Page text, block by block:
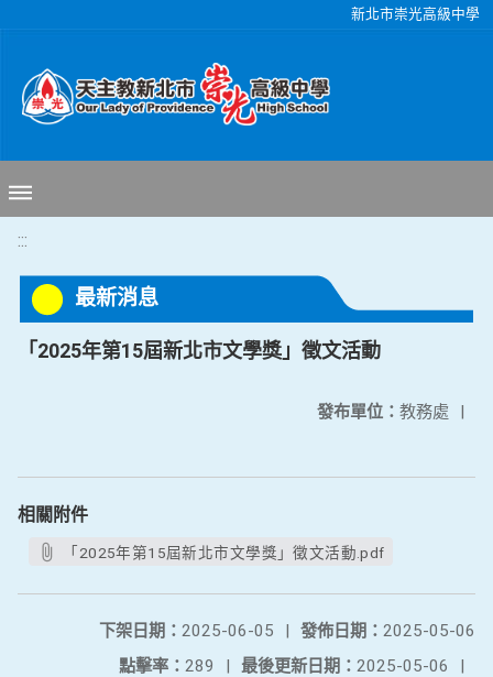
新北市崇光高級中學
:::
最新消息
「2025年第15屆新北市文學獎」徵文活動
發布單位： 教務處 |
相關附件
「2025年第15屆新北市文學獎」徵文活動.pdf
發佈日期： 2025-05-06
下架日期： 2025-06-05
|
最後更新日期： 2025-05-06 |
點擊率： 289 |